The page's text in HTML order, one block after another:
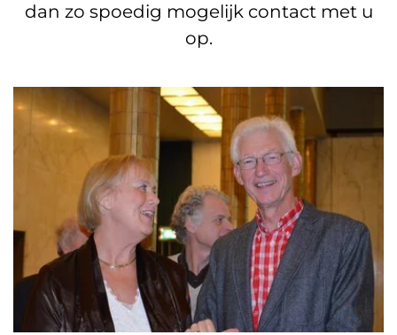
dan zo spoedig mogelijk contact met u
op.